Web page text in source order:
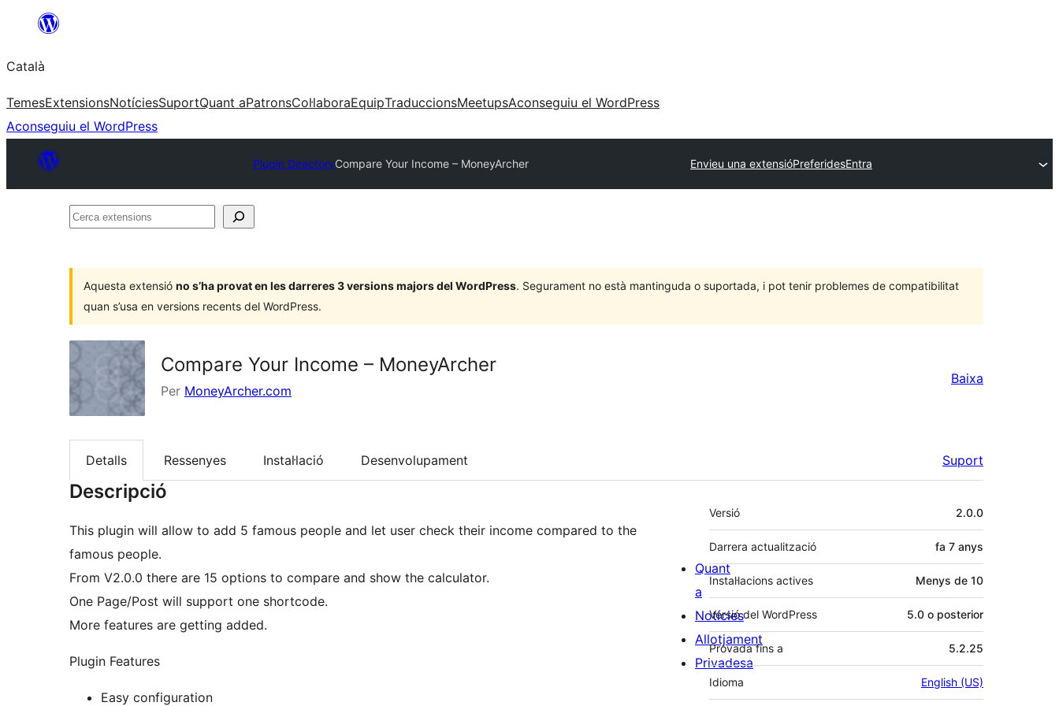
contingut
Català
TemesExtensionsNotíciesSuportQuant aPatronsCol·laboraEquipTraduccionsMeetupsAconseguiu el WordPress
Aconseguiu el WordPress
Plugin DirectoryCompare Your Income – MoneyArcher Envieu una extensióPreferidesEntra
Cerca
Aquesta extensió no s’ha provat en les darreres 3 versions majors del WordPress. Segurament no està mantinguda o suportada, i pot tenir problemes de compatibilitat
quan s’usa en versions recents del WordPress.
Compare Your Income – MoneyArcher
Per MoneyArcher.com
Baixa
Detalls Ressenyes Instal·lació Desenvolupament Suport
Descripció
This plugin will allow to add 5 famous people and let user check their income compared to the
famous people.
From V2.0.0 there are 15 options to compare and show the calculator.
One Page/Post will support one shortcode.
More features are getting added.
Plugin Features
Easy configuration
Meta
Versió 2.0.0
Darrera actualització fa 7 anys
Instal·lacions actives Menys de 10
Versió del WordPress 5.0 o posterior
Provada fins a 5.2.25
Idioma English (US)
Quant
a
Notícies
Allotjament
Privadesa